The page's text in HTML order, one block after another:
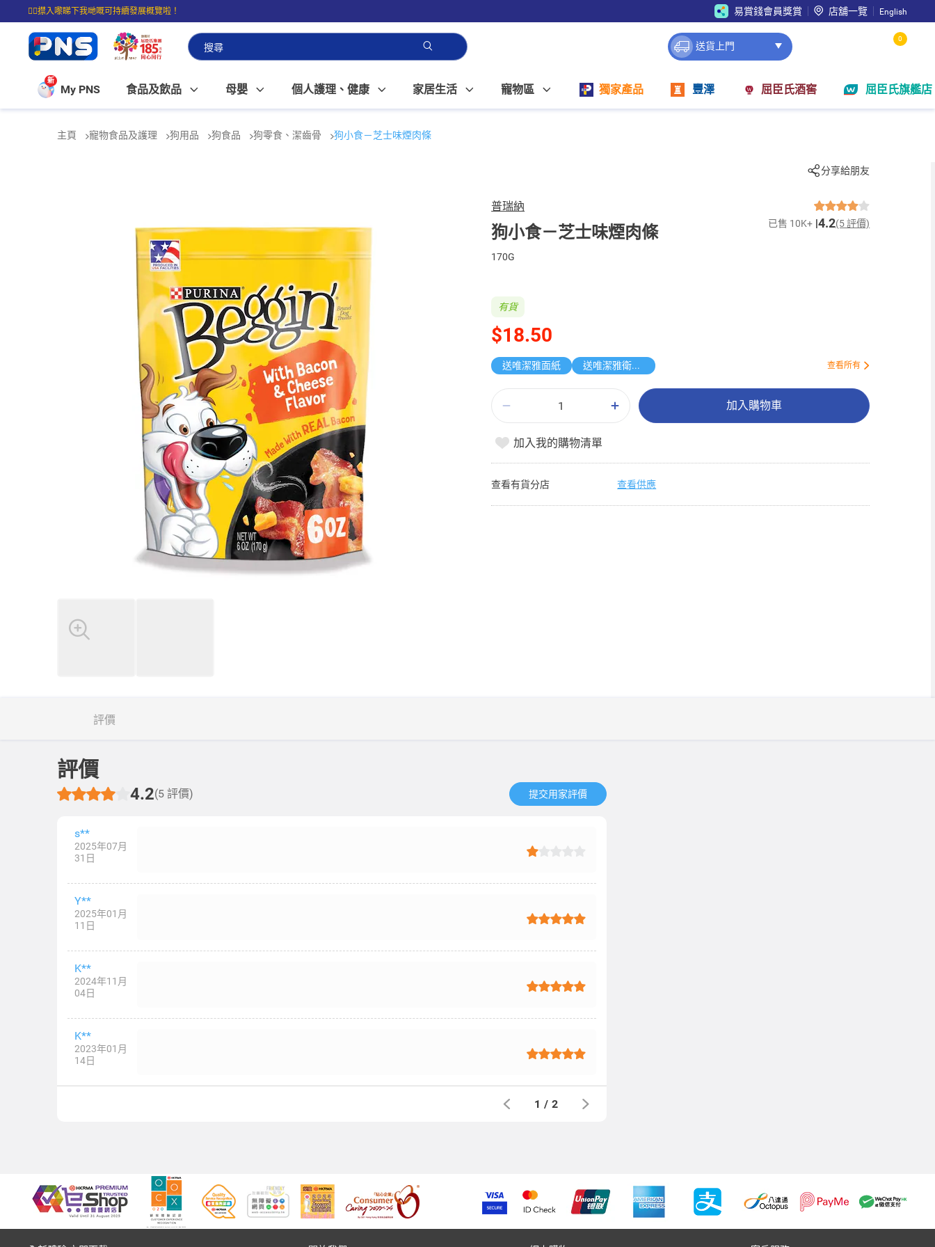
☝🏼㩒入嚟睇下我哋嘅可持續發展概覽啦！
⭐購物滿$399即享免費送貨；滿$100即可免費店取。
易賞錢會員獎賞 店舖一覽 English
送貨上門
0
新
My PNS 食品及飲品 母嬰 個人護理、健康 家居生活 寵物區 獨家產品 豐澤 屈臣氏酒窖 屈臣氏旗艦店
主頁 寵物食品及護理 狗用品 狗食品 狗零食、潔齒骨 狗小食－芝士味煙肉條
分享給朋友
普瑞納
狗小食－芝士味煙肉條 已售 10K+ 4.2(5 評價)
170G
$18.50
有貨
送唯潔雅面紙 送唯潔雅衛生紙原箱 查看所有
加入購物車
加入我的購物清單
查看有貨分店 查看供應
評價
評價
4.2(5 評價) 提交用家評價​
s**
2025年07月
31日
Y**
2025年01月
11日
K**
2024年11月
04日
K**
2023年01月
14日
1 / 2